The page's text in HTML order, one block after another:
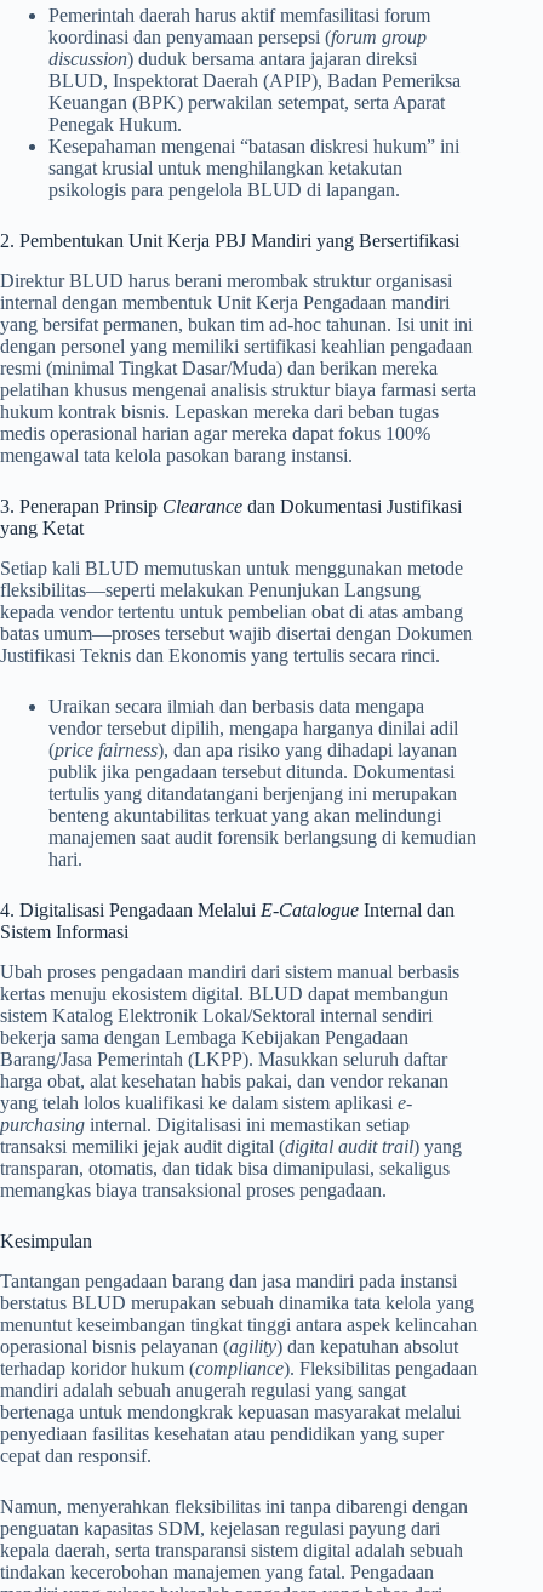
Pemerintah daerah harus aktif memfasilitasi forum
koordinasi dan penyamaan persepsi (forum group
discussion) duduk bersama antara jajaran direksi
BLUD, Inspektorat Daerah (APIP), Badan Pemeriksa
Keuangan (BPK) perwakilan setempat, serta Aparat
Penegak Hukum.
Kesepahaman mengenai “batasan diskresi hukum” ini
sangat krusial untuk menghilangkan ketakutan
psikologis para pengelola BLUD di lapangan.
2. Pembentukan Unit Kerja PBJ Mandiri yang Bersertifikasi
Direktur BLUD harus berani merombak struktur organisasi
internal dengan membentuk Unit Kerja Pengadaan mandiri
yang bersifat permanen, bukan tim ad-hoc tahunan. Isi unit ini
dengan personel yang memiliki sertifikasi keahlian pengadaan
resmi (minimal Tingkat Dasar/Muda) dan berikan mereka
pelatihan khusus mengenai analisis struktur biaya farmasi serta
hukum kontrak bisnis. Lepaskan mereka dari beban tugas
medis operasional harian agar mereka dapat fokus 100%
mengawal tata kelola pasokan barang instansi.
3. Penerapan Prinsip Clearance dan Dokumentasi Justifikasi
yang Ketat
Setiap kali BLUD memutuskan untuk menggunakan metode
fleksibilitas—seperti melakukan Penunjukan Langsung
kepada vendor tertentu untuk pembelian obat di atas ambang
batas umum—proses tersebut wajib disertai dengan Dokumen
Justifikasi Teknis dan Ekonomis yang tertulis secara rinci.
Uraikan secara ilmiah dan berbasis data mengapa
vendor tersebut dipilih, mengapa harganya dinilai adil
(price fairness), dan apa risiko yang dihadapi layanan
publik jika pengadaan tersebut ditunda. Dokumentasi
tertulis yang ditandatangani berjenjang ini merupakan
benteng akuntabilitas terkuat yang akan melindungi
manajemen saat audit forensik berlangsung di kemudian
hari.
4. Digitalisasi Pengadaan Melalui E-Catalogue Internal dan
Sistem Informasi
Ubah proses pengadaan mandiri dari sistem manual berbasis
kertas menuju ekosistem digital. BLUD dapat membangun
sistem Katalog Elektronik Lokal/Sektoral internal sendiri
bekerja sama dengan Lembaga Kebijakan Pengadaan
Barang/Jasa Pemerintah (LKPP). Masukkan seluruh daftar
harga obat, alat kesehatan habis pakai, dan vendor rekanan
yang telah lolos kualifikasi ke dalam sistem aplikasi e-
purchasing internal. Digitalisasi ini memastikan setiap
transaksi memiliki jejak audit digital (digital audit trail) yang
transparan, otomatis, dan tidak bisa dimanipulasi, sekaligus
memangkas biaya transaksional proses pengadaan.
Kesimpulan
Tantangan pengadaan barang dan jasa mandiri pada instansi
berstatus BLUD merupakan sebuah dinamika tata kelola yang
menuntut keseimbangan tingkat tinggi antara aspek kelincahan
operasional bisnis pelayanan (agility) dan kepatuhan absolut
terhadap koridor hukum (compliance). Fleksibilitas pengadaan
mandiri adalah sebuah anugerah regulasi yang sangat
bertenaga untuk mendongkrak kepuasan masyarakat melalui
penyediaan fasilitas kesehatan atau pendidikan yang super
cepat dan responsif.
Namun, menyerahkan fleksibilitas ini tanpa dibarengi dengan
penguatan kapasitas SDM, kejelasan regulasi payung dari
kepala daerah, serta transparansi sistem digital adalah sebuah
tindakan kecerobohan manajemen yang fatal. Pengadaan